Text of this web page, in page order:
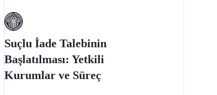
Suçlu İade Talebinin
Başlatılması: Yetkili
Kurumlar ve Süreç